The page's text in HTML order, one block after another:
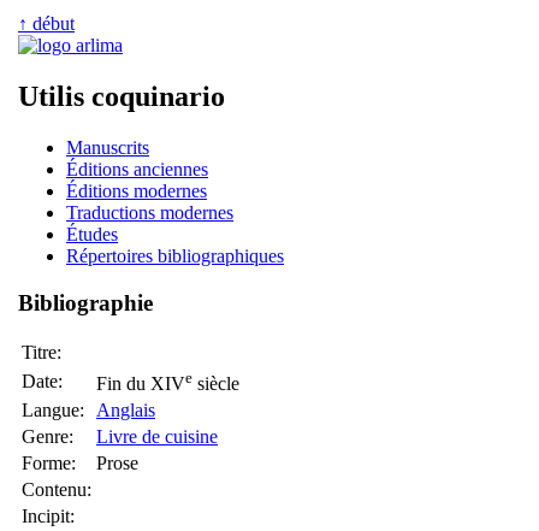
↑ début
Utilis coquinario
Manuscrits
Éditions anciennes
Éditions modernes
Traductions modernes
Études
Répertoires bibliographiques
Bibliographie
Titre:
Date:
Fin du XIVe siècle
Langue:
Anglais
Genre:
Livre de cuisine
Forme:
Prose
Contenu:
Incipit: